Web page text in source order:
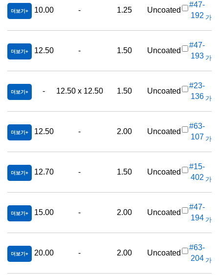
더보기 10.00 - 1.25 Uncoated
#47-
192 가
더보기 12.50 - 1.50 Uncoated
#47-
193 가
더보기 - 12.50 x 12.50 1.50 Uncoated
#23-
136 가
더보기 12.50 - 2.00 Uncoated
#63-
107 가
더보기 12.70 - 1.50 Uncoated
#15-
402 가
더보기 15.00 - 2.00 Uncoated
#47-
194 가
더보기 20.00 - 2.00 Uncoated
#63-
204 가